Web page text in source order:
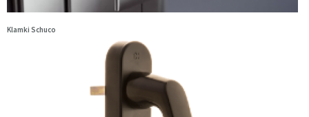
Klamki Schuco